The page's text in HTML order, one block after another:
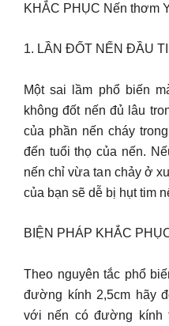
KHẮC PHỤC Nến thơm
1. LẦN ĐỐT NẾN ĐẦU
Một sai lầm phổ biến
không đốt nến đủ lâu
của phần nến cháy
đến tuổi thọ của nến.
nến chỉ vừa tan chảy ở
của bạn sẽ dễ bị hụt tim
BIỆN PHÁP KHẮC
Theo nguyên tắc phổ
đường kính 2,5cm hãy
với nến có đường kính